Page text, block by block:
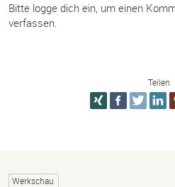
Bitte logge dich ein, um einen
verfassen.
Teilen
Werkschau